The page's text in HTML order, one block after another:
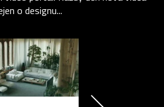
o designu...